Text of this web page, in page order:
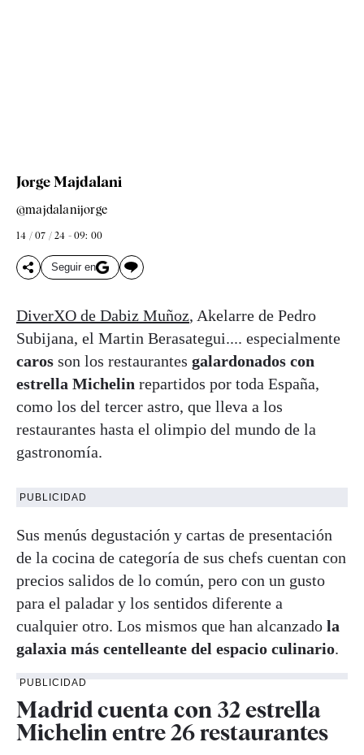
Jorge Majdalani
@majdalanijorge
14 / 07 / 24 - 09: 00
Seguir en
DiverXO de Dabiz Muñoz, Akelarre de Pedro
Subijana, el Martin Berasategui.... especialmente
caros son los restaurantes galardonados con
estrella Michelin repartidos por toda España,
como los del tercer astro, que lleva a los
restaurantes hasta el olimpio del mundo de la
gastronomía.
PUBLICIDAD
Sus menús degustación y cartas de presentación
de la cocina de categoría de sus chefs cuentan con
precios salidos de lo común, pero con un gusto
para el paladar y los sentidos diferente a
cualquier otro. Los mismos que han alcanzado la
galaxia más centelleante del espacio culinario.
PUBLICIDAD
Madrid cuenta con 32 estrella
Michelin entre 26 restaurantes